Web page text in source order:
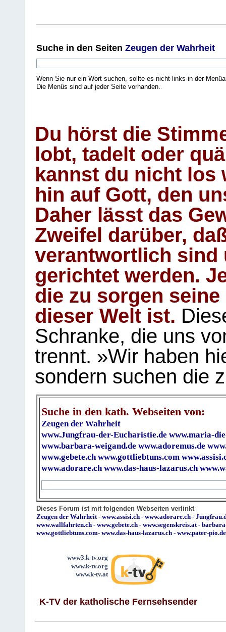
Suche in den Seiten Zeugen der Wahrheit
Wenn Sie nur ein Wort suchen, sollte es nicht links in der
Die Menüs sind auf jeder Seite vorhanden.
Du hörst die
lobt, tadelt oder
kannst du nicht los
hin auf Gott, den
Daher lässt das
Zweifel darüber,
verantwortlich sind
gerichtet werden.
die zu sorgen
dieser Welt ist.
Schranke, die uns
trennt. »Wir haben
sondern suchen die
Suche in den kath. Webseiten von:
Zeugen der Wahrheit
www.Jungfrau-der-Eucharistie.de www.maria-
www.barbara-weigand.de www.adoremus.de
www.gebete.ch www.gottliebtuns.com
www.adorare.ch www.das-haus-lazarus.ch
Dieses Forum ist mit folgenden Webseiten verlinkt
Zeugen der Wahrheit - www.assisi.ch - www.adorare.ch -
www.wallfahrten.ch - www.gebete.ch - www.segenskreis.at -
www.gottliebtuns.com- www.das-haus-lazarus.ch - www.pater-pio.de
www3.k-tv.org
www.k-tv.org
www.k-tv.at
K-TV der katholische Fernsehsender